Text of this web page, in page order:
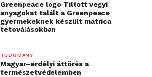
Greenpeace logo Tiltott vegyi
anyagokat talált a Greenpeace
gyermekeknek készült matrica
tetoválásokban
TUDOMÁNY
Magyar–erdélyi áttörés a
természetvédelemben